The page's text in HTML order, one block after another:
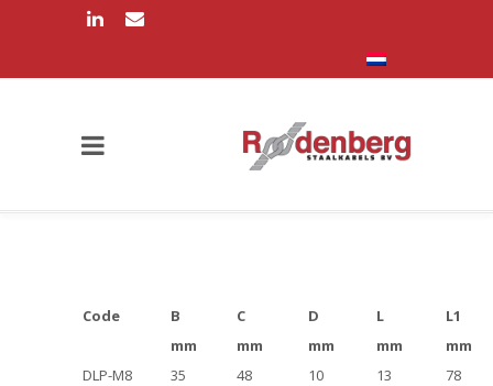
Code B C D L
L1
mm
mm mm mm
mm
DLP-M8
35 48 10 13
78